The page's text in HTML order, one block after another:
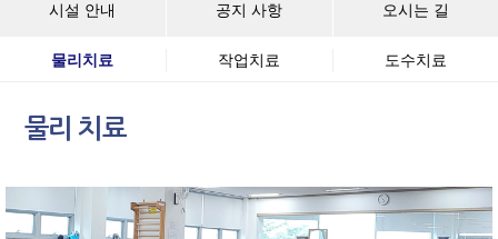
시설 안내 공지 사항 오시는 길
물리치료 작업치료 도수치료
물리 치료